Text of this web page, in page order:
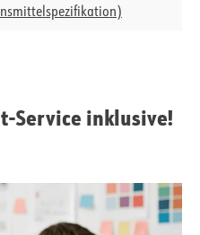
Service inklusive!